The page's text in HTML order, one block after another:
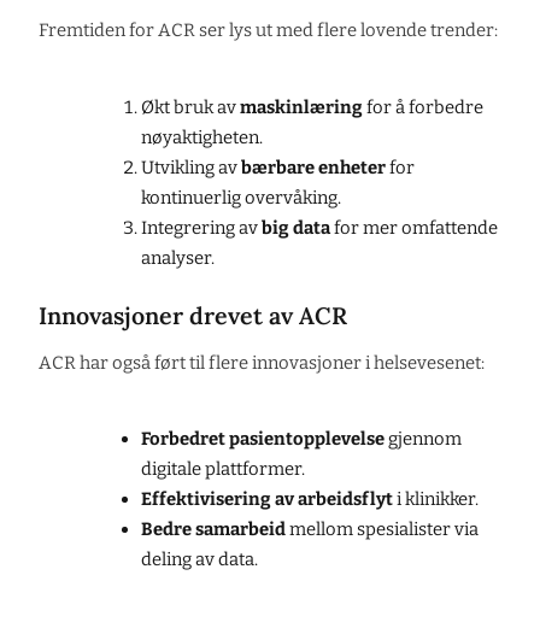
Fremtiden for ACR ser lys ut med flere lovende trender:
Økt bruk avmaskinlæring for å forbedre
nøyaktigheten.
Utvikling avbærbare enheterfor
kontinuerlig overvåking.
Integrering avbig datafor mer omfattende
analyser.
Innovasjoner drevet av ACR
ACR har også ført til flere innovasjoner i helsevesenet:
Forbedret pasientopplevelsegjennom
digitale plattformer.
Effektivisering av arbeidsflyti klinikker.
Bedre samarbeidmellom spesialister via
deling av data.